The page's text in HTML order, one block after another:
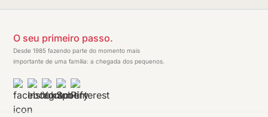
O seu primeiro passo.
Desde 1985 fazendo parte do momento mais
importante de uma família: a chegada dos pequenos.